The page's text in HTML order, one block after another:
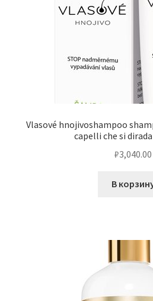
Vlasové hnojivoshampoo
capelli che si
₽3,040.00
В